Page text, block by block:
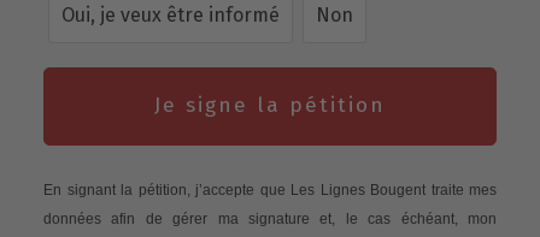
Oui, je veux être informé
Non
Je signe la pétition
En signant la pétition, j’accepte que Les Lignes Bougent traite mes
données afin de gérer ma signature et, le cas échéant, mon